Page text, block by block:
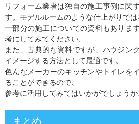
リフォーム業者は独自の施工事例に関
す。モデルルームのような仕上がりでは
一部分の施工についての資料もありま
考にしてみてください。
また、古典的な資料ですが、ハウジン
イメージする方法として最適です。
色んなメーカーのキッチンやトイレを
ることができるので、
参考に活用してみてはいかがでしょうか
まとめ